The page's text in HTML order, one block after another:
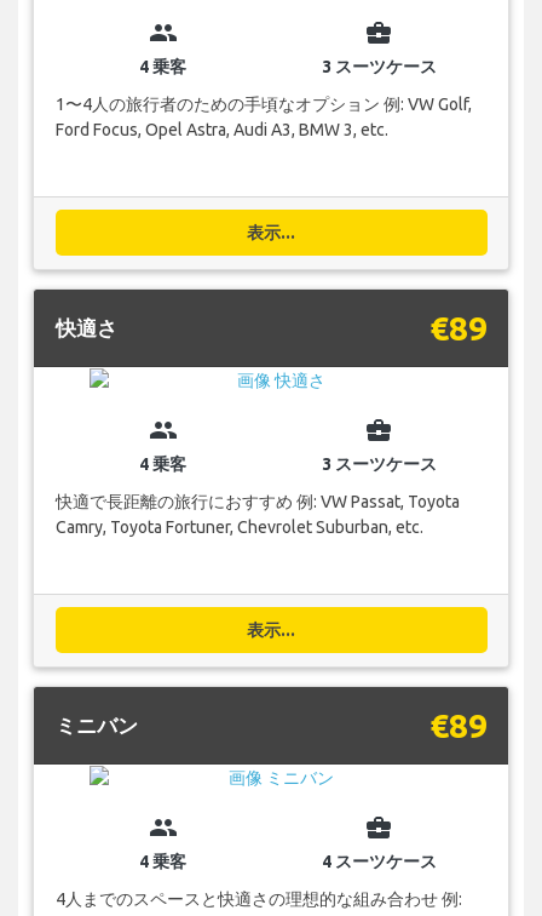
group
4 乗客
business_center
3 スーツケース
1〜4人の旅行者のための手頃なオプション 例: VW Golf,
Ford Focus, Opel Astra, Audi A3, BMW 3, etc.
表示...
快適さ €89
group
4 乗客
business_center
3 スーツケース
快適で長距離の旅行におすすめ 例: VW Passat, Toyota
Camry, Toyota Fortuner, Chevrolet Suburban, etc.
表示...
ミニバン €89
group
4 乗客
business_center
4 スーツケース
4人までのスペースと快適さの理想的な組み合わせ 例: